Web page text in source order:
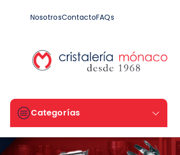
NosotrosContactoFAQs
Categorías